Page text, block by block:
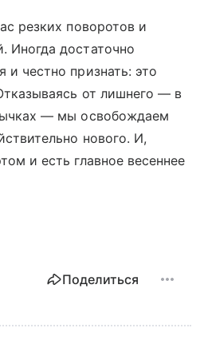
резких поворотов и
Иногда достаточно
и честно признать: это
от лишнего — в
— мы освобождаем
нового. И,
и есть главное весеннее
Поделиться